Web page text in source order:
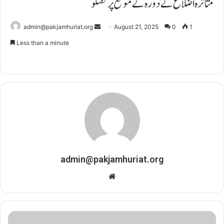
admin@pakjamhuriat.org
a
m
a
i
August 21, 2025 0 1
Less than a minute
admin@pakjamhuriat.org
b
s